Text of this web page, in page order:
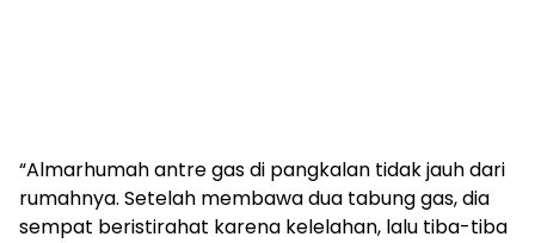
“Almarhumah antre gas di pangkalan tidak jauh dari
rumahnya. Setelah membawa dua tabung gas, dia
sempat beristirahat karena kelelahan, lalu tiba-tiba